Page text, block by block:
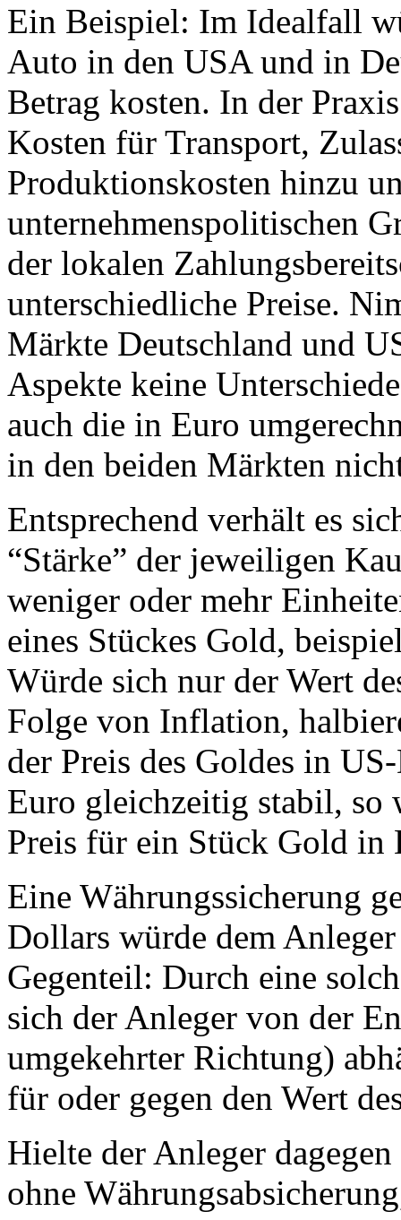
Ein Beispiel: Im Idealfall
Auto in den USA und in
Betrag kosten. In der
Kosten für Transport,
Produktionskosten hinzu
unternehmenspolitischen
der lokalen
unterschiedliche Preise.
Märkte Deutschland und
Aspekte keine
auch die in Euro
in den beiden Märkten
Entsprechend verhält es
“Stärke” der jeweiligen
weniger oder mehr
eines Stückes Gold,
Würde sich nur der Wert
Folge von Inflation,
der Preis des Goldes in
Euro gleichzeitig stabil, so
Preis für ein Stück Gold in
Eine Währungssicherung
Dollars würde dem
Gegenteil: Durch eine
sich der Anleger von der
umgekehrter Richtung)
für oder gegen den Wert
Hielte der Anleger
ohne